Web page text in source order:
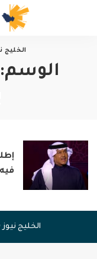
الخليج
الوسم:
الخليج نيوز © 2024 جميع الحقوق